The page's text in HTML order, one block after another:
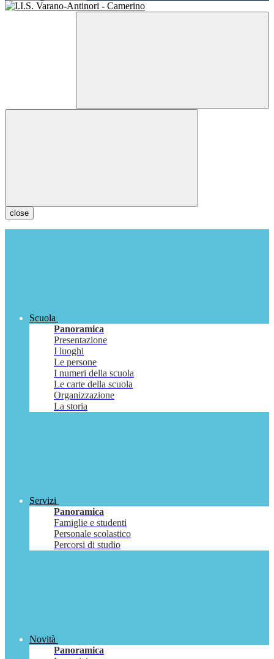
close
Scuola
Panoramica
Presentazione
I luoghi
Le persone
I numeri della scuola
Le carte della scuola
Organizzazione
La storia
Servizi
Panoramica
Famiglie e studenti
Personale scolastico
Percorsi di studio
Novità
Panoramica